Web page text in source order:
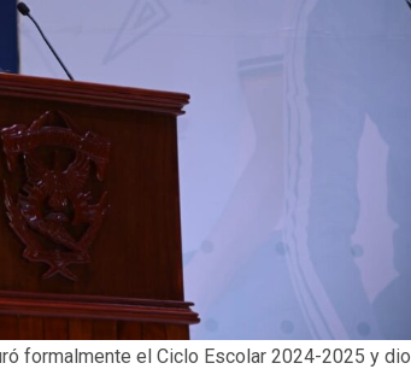
formalmente el Ciclo Escolar 2024-2025 y dio